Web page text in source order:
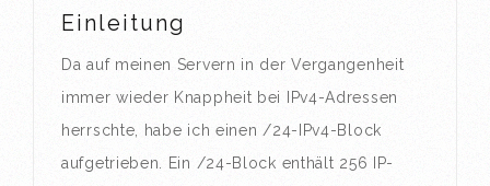
Einleitung
Da auf meinen Servern in der Vergangenheit
immer wieder Knappheit bei IPv4-Adressen
herrschte, habe ich einen /24-IPv4-Block
aufgetrieben. Ein /24-Block enthält 256 IP-